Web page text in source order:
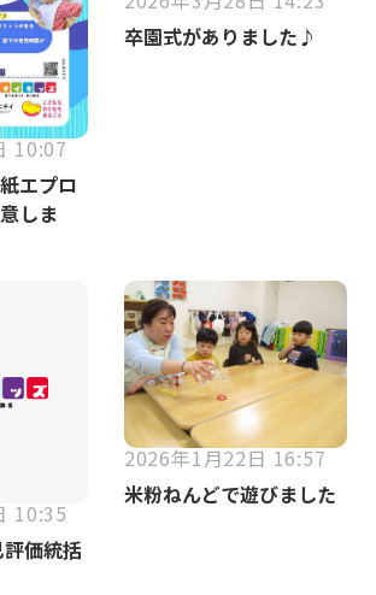
10:07
エプロ
しま
卒園式がありました♪
10:35
価統括
2026年1月22日 16:57
米粉ねんどで遊びました